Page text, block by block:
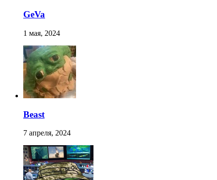
GeVa
1 мая, 2024
Beast
7 апреля, 2024